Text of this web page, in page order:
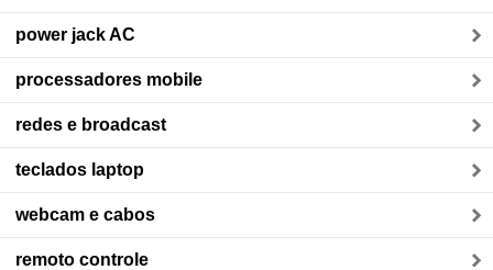
power jack AC
processadores mobile
redes e broadcast
teclados laptop
webcam e cabos
remoto controle